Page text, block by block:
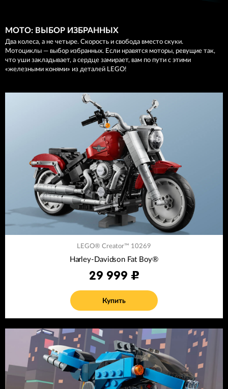
МОТО: ВЫБОР ИЗБРАННЫХ
Два колеса, а не четыре. Скорость и свобода вместо скуки.
Мотоциклы — выбор избранных. Если нравятся моторы, ревущие так,
что уши закладывает, а сердце замирает, вам по пути с этими
«железными конями» из деталей LEGO!
LEGO® Creator™ 10269
Harley-Davidson Fat Boy®
29 999
Купить